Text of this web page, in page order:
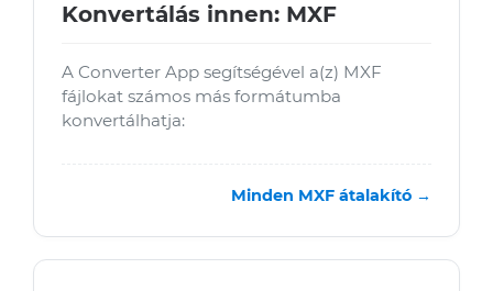
Konvertálás innen: MXF
A Converter App segítségével a(z) MXF
fájlokat számos más formátumba
konvertálhatja:
Minden MXF átalakító →